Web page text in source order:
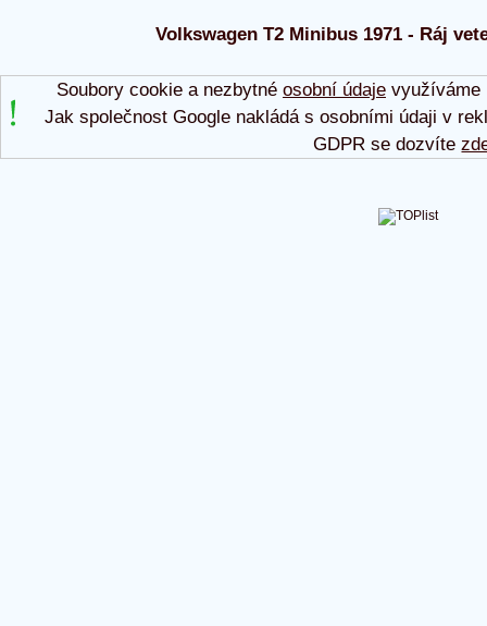
Volkswagen T2 Minibus 1971 - Ráj
Soubory cookie a nezbytné osobní údajevyužíváme
Jak společnost Google nakládá s osobními údaji v
GDPR se dozvíte